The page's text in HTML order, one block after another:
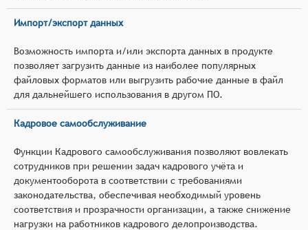
Импорт/экспорт данных
Возможность импорта и/или экспорта данных в продукте
позволяет загрузить данные из наиболее популярных
файловых форматов или выгрузить рабочие данные в файл
для дальнейшего использования в другом ПО.
Кадровое самообслуживание
Функции Кадрового самообслуживания позволяют вовлекать
сотрудников при решении задач кадрового учёта и
документооборота в соответствии с требованиями
законодательства, обеспечивая необходимый уровень
соответствия и прозрачности организации, а также снижение
нагрузки на работников кадрового делопроизводства.